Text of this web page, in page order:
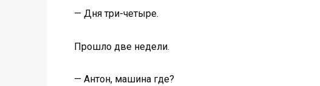
— Дня три-четыре.
Прошло две недели.
— Антон, машина где?